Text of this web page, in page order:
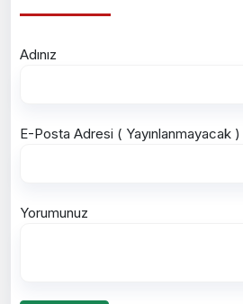
Adınız
E-Posta Adresi ( Yayınlanmayacak )
Yorumunuz